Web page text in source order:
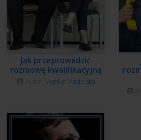
Jak przeprowadzić
rozmowę kwalifikacyjną
Monika Madejska